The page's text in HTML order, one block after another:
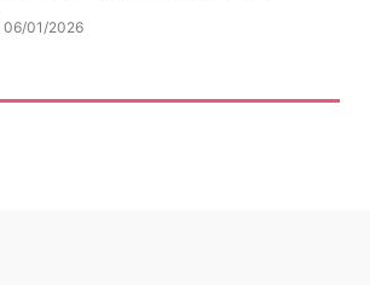
06/01/2026